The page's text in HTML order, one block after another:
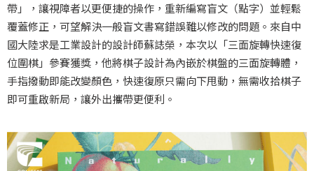
帶」，讓視障者以更便捷的操作，重新編寫盲文（點字）並輕鬆
覆蓋修正，可望解決一般盲文書寫錯誤難以修改的問題。來自中
國大陸求是工業設計的設計師蘇誌榮，本次以「三面旋轉快速復
位圍棋」參賽獲獎，他將棋子設計為內嵌於棋盤的三面旋轉體，
手指撥動即能改變顏色，快速復原只需向下甩動，無需收拾棋子
即可重啟新局，讓外出攜帶更便利。